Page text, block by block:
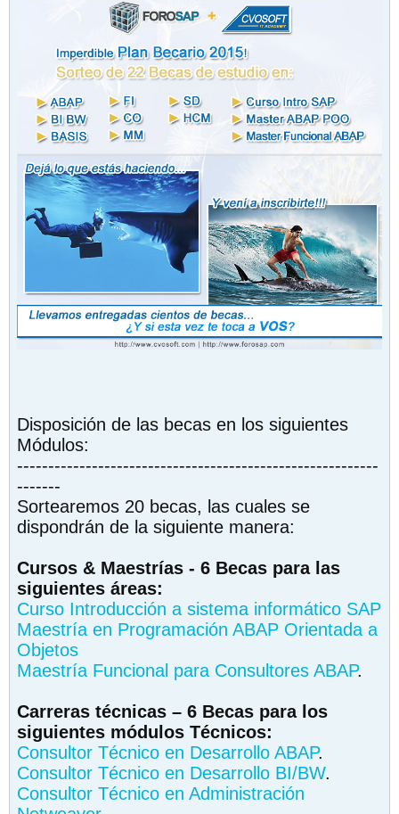
Disposición de las becas en los siguientes
Módulos:
----------------------------------------------------------
-------
Sortearemos 20 becas, las cuales se
dispondrán de la siguiente manera:
Cursos & Maestrías - 6 Becas para las
siguientes áreas:
Curso Introducción a sistema informático SAP
Maestría en Programación ABAP Orientada a
Objetos
Maestría Funcional para Consultores ABAP.
Carreras técnicas – 6 Becas para los
siguientes módulos Técnicos:
Consultor Técnico en Desarrollo ABAP.
Consultor Técnico en Desarrollo BI/BW.
Consultor Técnico en Administración